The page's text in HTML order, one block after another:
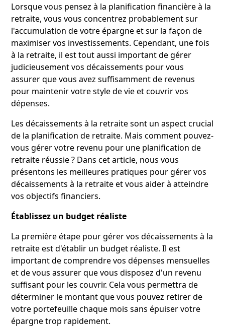
Lorsque vous pensez à la planification financière à la
retraite, vous vous concentrez probablement sur
l'accumulation de votre épargne et sur la façon de
maximiser vos investissements. Cependant, une fois
à la retraite, il est tout aussi important de gérer
judicieusement vos décaissements pour vous
assurer que vous avez suffisamment de revenus
pour maintenir votre style de vie et couvrir vos
dépenses.
Les décaissements à la retraite sont un aspect crucial
de la planification de retraite. Mais comment pouvez-
vous gérer votre revenu pour une planification de
retraite réussie ? Dans cet article, nous vous
présentons les meilleures pratiques pour gérer vos
décaissements à la retraite et vous aider à atteindre
vos objectifs financiers.
Établissez un budget réaliste
La première étape pour gérer vos décaissements à la
retraite est d'établir un budget réaliste. Il est
important de comprendre vos dépenses mensuelles
et de vous assurer que vous disposez d'un revenu
suffisant pour les couvrir. Cela vous permettra de
déterminer le montant que vous pouvez retirer de
votre portefeuille chaque mois sans épuiser votre
épargne trop rapidement.